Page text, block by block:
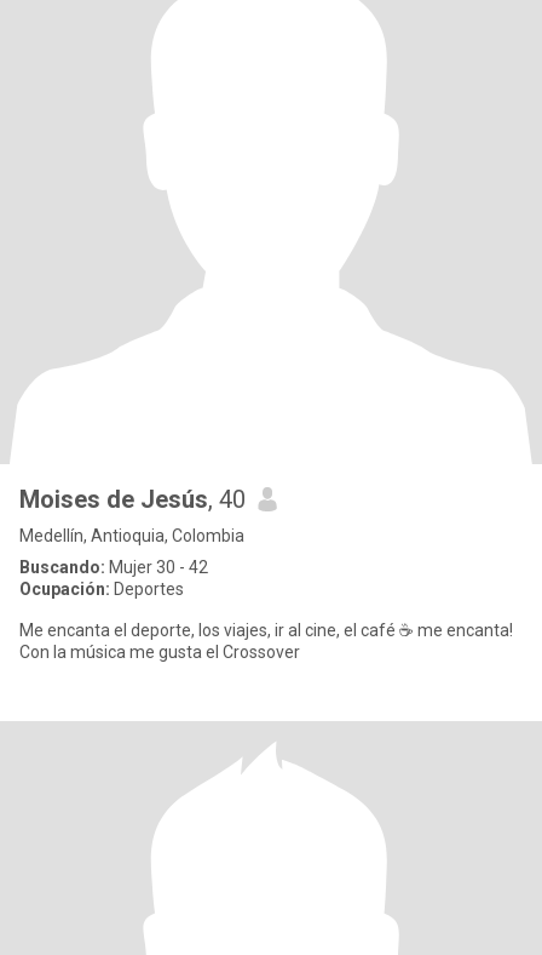
Moises de Jesús, 40
Medellín, Antioquia, Colombia
Buscando: Mujer 30 - 42
Ocupación: Deportes
Me encanta el deporte, los viajes, ir al cine, el café ☕ me encanta!
Con la música me gusta el Crossover